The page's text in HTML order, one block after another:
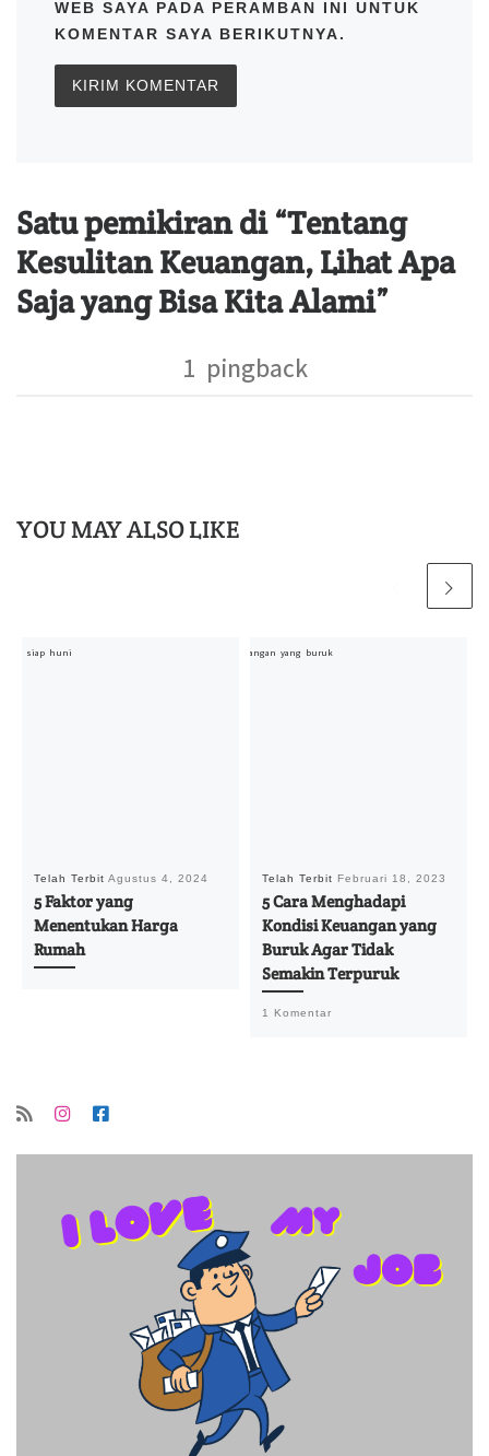
WEB SAYA PADA PERAMBAN INI UNTUK
KOMENTAR SAYA BERIKUTNYA.
Satu pemikiran di “Tentang
Kesulitan Keuangan, Lihat Apa
Saja yang Bisa Kita Alami”
1 pingback
YOU MAY ALSO LIKE
Telah Terbit Agustus 4, 2024
5 Faktor yang
Menentukan Harga
Rumah
Telah Terbit Februari 18, 2023
5 Cara Menghadapi
Kondisi Keuangan yang
Buruk Agar Tidak
Semakin Terpuruk
1 Komentar